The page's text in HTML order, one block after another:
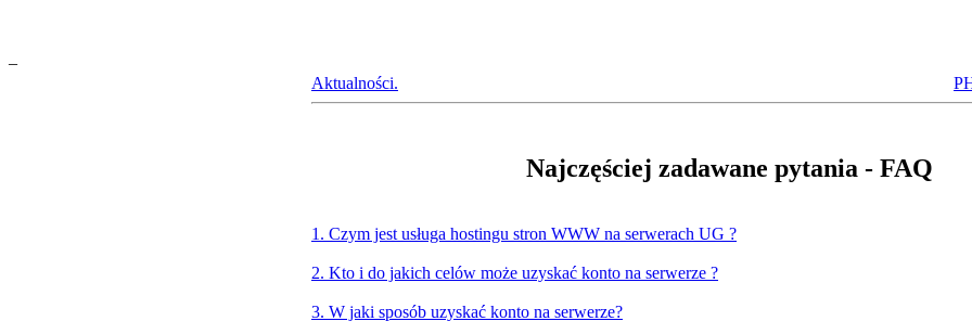
Aktualności.
Najczęściej zadawane pytania - FAQ
1. Czym jest usługa hostingu stron WWW na serwerach UG ?
2. Kto i do jakich celów może uzyskać konto na serwerze ?
3. W jaki sposób uzyskać konto na serwerze?